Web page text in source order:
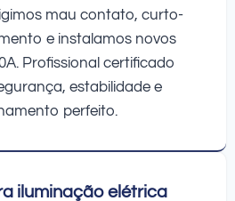
mau contato, curto-
e instalamos novos
Profissional certificado
estabilidade e
perfeito.
iluminação elétrica